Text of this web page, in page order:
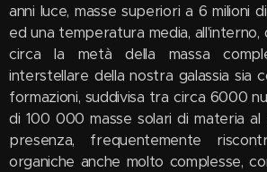
anni luce, masse superiori a 6 milioni
ed una temperatura media, all'interno,
circa la metà della massa
interstellare della nostra galassia sia
formazioni, suddivisa tra circa 6000
di 100 000 masse solari di materia
presenza, frequentemente
organiche anche molto complesse,